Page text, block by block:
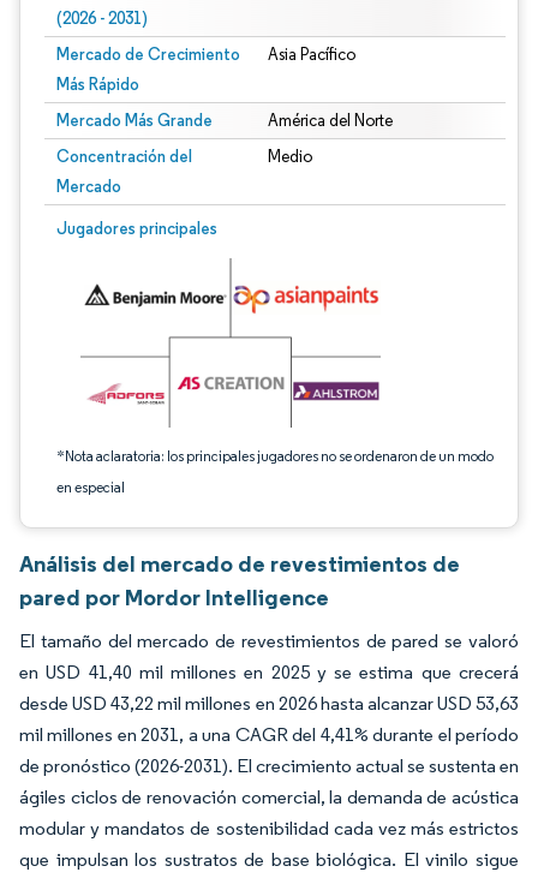
(2026 - 2031)
Mercado de Crecimiento
Más Rápido
Asia Pacífico
Mercado Más Grande América del Norte
Concentración del
Mercado
Medio
Jugadores principales
*Nota aclaratoria: los principales jugadores no se ordenaron de un modo
en especial
Imagen © Mordor Intelligence. El uso requiere atribución según CC BY 4.0.
Análisis del mercado de revestimientos de
pared por Mordor Intelligence
El tamaño del mercado de revestimientos de pared se valoró
en USD 41,40 mil millones en 2025 y se estima que crecerá
desde USD 43,22 mil millones en 2026 hasta alcanzar USD 53,63
mil millones en 2031, a una CAGR del 4,41% durante el período
de pronóstico (2026-2031). El crecimiento actual se sustenta en
ágiles ciclos de renovación comercial, la demanda de acústica
modular y mandatos de sostenibilidad cada vez más estrictos
que impulsan los sustratos de base biológica. El vinilo sigue